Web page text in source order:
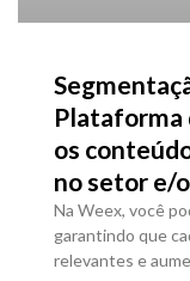
Plataforma
os
no setor e/
Na Weex, você
garantindo que
relevantes e